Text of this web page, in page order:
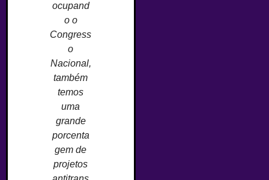
ocupand
o o
Congress
o
Nacional,
também
temos
uma
grande
porcenta
gem de
projetos